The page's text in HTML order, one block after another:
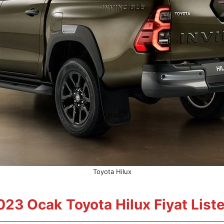
Toyota Hilux
Ocak Toyota Hilux Fiyat